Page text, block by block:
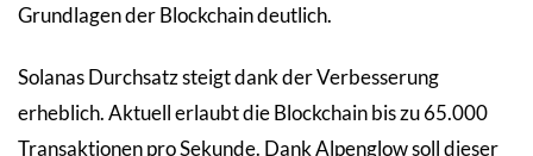
Grundlagen der Blockchain deutlich.
Solanas Durchsatz steigt dank der Verbesserung
erheblich. Aktuell erlaubt die Blockchain bis zu 65.000
Transaktionen pro Sekunde. Dank Alpenglow soll dieser